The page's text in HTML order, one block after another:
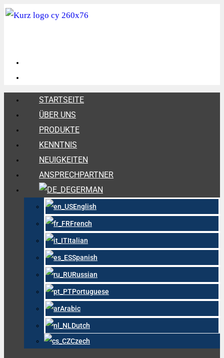
STARTSEITE
ÜBER UNS
PRODUKTE
KENNTNIS
NEUIGKEITEN
ANSPRECHPARTNER
GERMAN
English
French
Italian
Spanish
Russian
Portuguese
Arabic
Dutch
Czech